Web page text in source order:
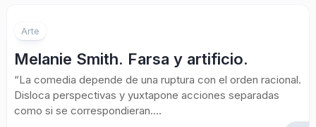
Arte
Melanie Smith. Farsa y artificio.
“La comedia depende de una ruptura con el orden racional.
Disloca perspectivas y yuxtapone acciones separadas
como si se correspondieran....